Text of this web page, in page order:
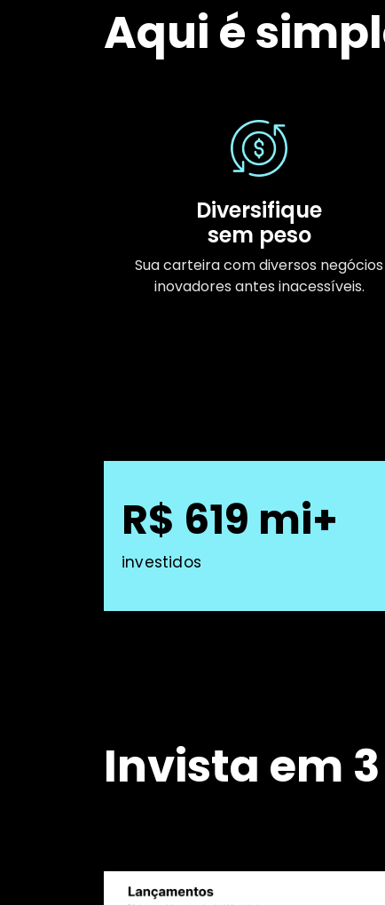
Aqui é
Diversifique
sem peso
Sua carteira com diversos negócios
inovadores antes inacessíveis.
R$ 619 mi+
investidos
Invista em